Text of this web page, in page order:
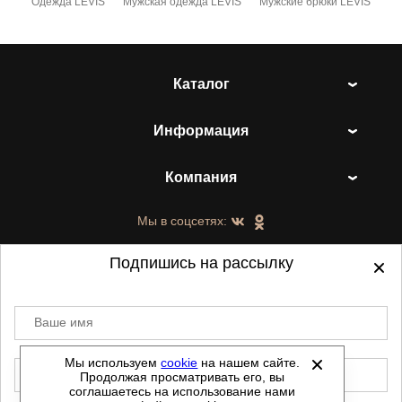
Каталог
Информация
Компания
Мы в соцсетях:
©2021-2026 - ShoesTown.ru - все права
защищены.
Данный сайт не является интернет магазином и
Мы используемcookie на нашем сайте.
Продолжая просматривать его, вы
соглашаетесь на использование нами
Подпишись на рассылку
Ваше имя